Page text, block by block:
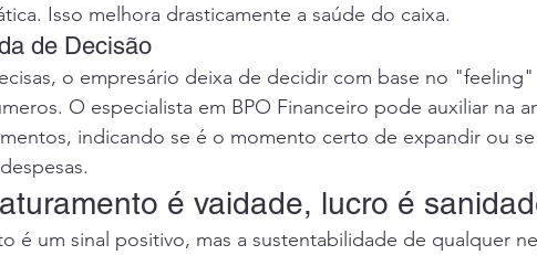
Isso melhora drasticamente a saúde do caixa.
de Decisão
o empresário deixa de decidir com base no "feeling"
O especialista em BPO Financeiro pode auxiliar na
indicando se é o momento certo de expandir ou
é vaidade, lucro é
é um sinal positivo, mas a sustentabilidade de qualquer